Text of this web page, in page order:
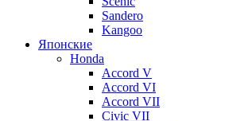
Sandero
Kangoo
Японские
Honda
Accord V
Accord VI
Accord VII
Civic VII